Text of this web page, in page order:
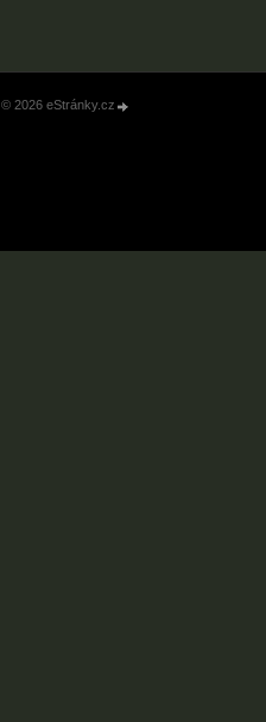
© 2026 eStránky.cz